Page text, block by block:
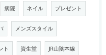
病院 ネイル プレゼント
メンズスタイル
ト 資生堂 JR山陰本線